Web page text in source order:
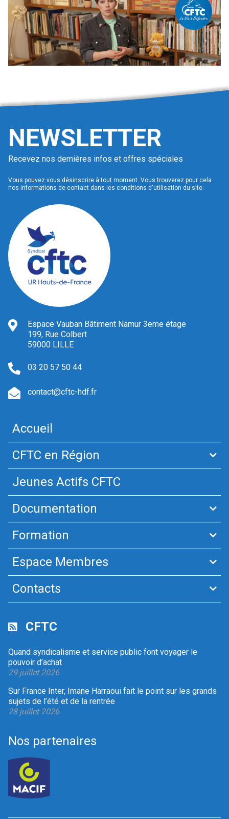
NEWSLETTER
Recevez nos dernières infos et offres spéciales
Vous pouvez vous désinscrire à tout moment. Vous trouverez pour cela
nos informations de contact dans les conditions d'utilisation du site.
Espace Vauban Bâtiment Namur 3eme étage
199, Rue Colbert
59000 LILLE
03 20 57 50 44
contact@cftc-hdf.fr
Accueil
CFTC en Région
Jeunes Actifs CFTC
Documentation
Formation
Espace Membres
Contacts
CFTC
Quand syndicalisme et service public font voyager le
pouvoir d’achat
29 juillet 2026
Sur France Inter, Imane Harraoui fait le point sur les grands
sujets de l’été et de la rentrée
28 juillet 2026
Nos partenaires